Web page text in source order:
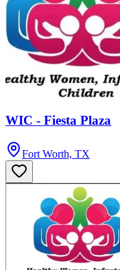
WIC - Fiesta Plaza
Fort Worth, TX